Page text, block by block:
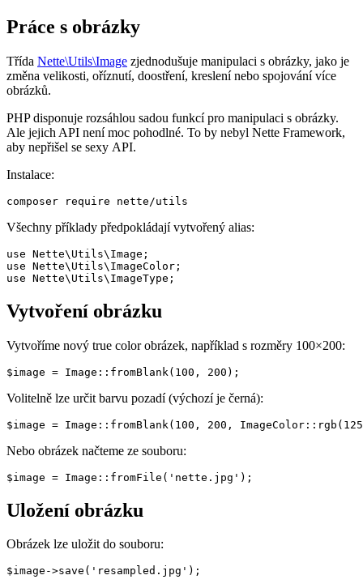
Práce s obrázky
Třída Nette\Utils\Image zjednodušuje manipulaci s obrázky, jako je
změna velikosti, oříznutí, doostření, kreslení nebo spojování více
obrázků.
PHP disponuje rozsáhlou sadou funkcí pro manipulaci s obrázky.
Ale jejich API není moc pohodlné. To by nebyl Nette Framework,
aby nepřišel se sexy API.
Instalace:
Všechny příklady předpokládají vytvořený alias:
use Nette\Utils\Image;
use Nette\Utils\ImageColor;
Vytvoření obrázku
Vytvoříme nový true color obrázek, například s rozměry 100×200:
Volitelně lze určit barvu pozadí (výchozí je černá):
Nebo obrázek načteme ze souboru:
Uložení obrázku
Obrázek lze uložit do souboru: